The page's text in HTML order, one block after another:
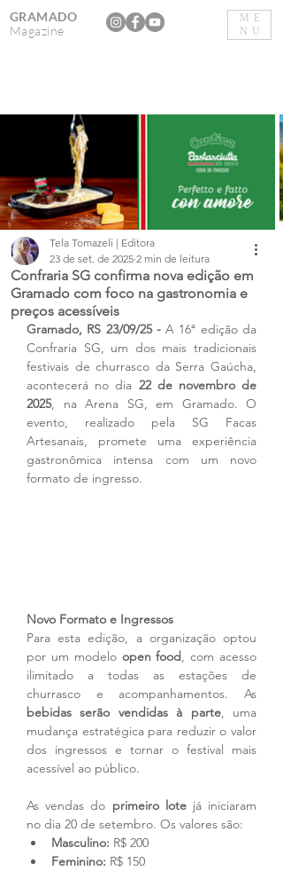
ME
NU
GRAMADO
Magazine
Confraria SG confirma nova edição em
Gramado com foco na gastronomia e
preços acessíveis
Tela Tomazeli | Editora
23 de set. de 2025 2 min de leitura
Gramado, RS 23/09/25 - A 16ª edição da
Confraria SG, um dos mais tradicionais
festivais de churrasco da Serra Gaúcha,
acontecerá no dia 22 de novembro de
2025, na Arena SG, em Gramado. O
evento, realizado pela SG Facas
Artesanais, promete uma experiência
gastronômica intensa com um novo
formato de ingresso.
Novo Formato e Ingressos
Para esta edição, a organização optou
por um modelo open food, com acesso
ilimitado a todas as estações de
bebidas serão vendidas à parte, uma
mudança estratégica para reduzir o valor
dos ingressos e tornar o festival mais
acessível ao público.
As vendas do primeiro lote já iniciaram
no dia 20 de setembro. Os valores são:
Masculino: R$ 200
Feminino: R$ 150